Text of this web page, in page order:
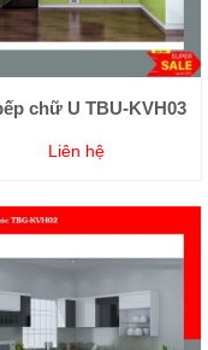
chữ U TBU-KVH03
Liên hệ